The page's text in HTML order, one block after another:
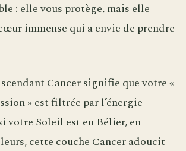
: elle vous protège, mais elle
immense qui a envie de prendre
Cancer signifie que votre «
» est filtrée par l’énergie
votre Soleil est en Bélier, en
cette couche Cancer adoucit